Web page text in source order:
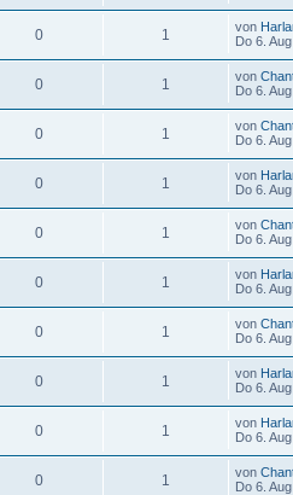
0 1 von
Do 6.
0 1 von
Do 6.
0 1 von
Do 6.
0 1 von
Do 6.
0 1 von
Do 6.
0 1 von
Do 6.
0 1 von
Do 6.
0 1 von
Do 6.
0 1 von
Do 6.
0 1 von
Do 6.